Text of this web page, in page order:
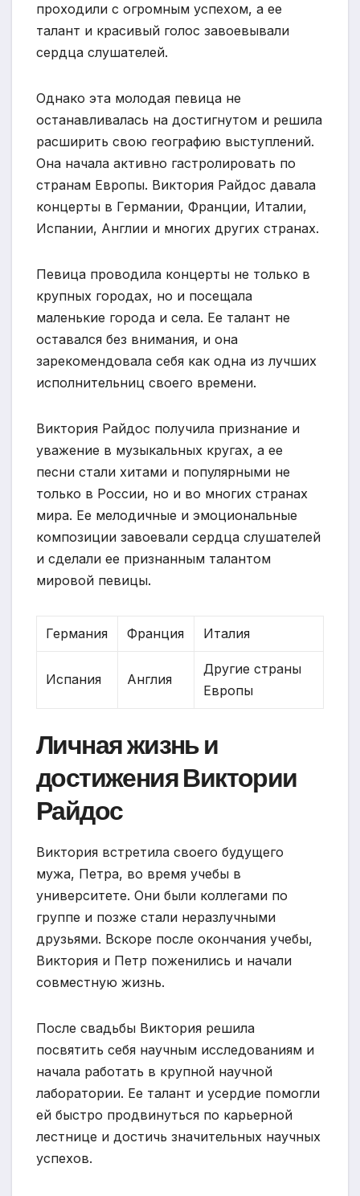
проходили с огромным успехом, а ее
талант и красивый голос завоевывали
сердца слушателей.
Однако эта молодая певица не
останавливалась на достигнутом и решила
расширить свою географию выступлений.
Она начала активно гастролировать по
странам Европы. Виктория Райдос давала
концерты в Германии, Франции, Италии,
Испании, Англии и многих других странах.
Певица проводила концерты не только в
крупных городах, но и посещала
маленькие города и села. Ее талант не
оставался без внимания, и она
зарекомендовала себя как одна из лучших
исполнительниц своего времени.
Виктория Райдос получила признание и
уважение в музыкальных кругах, а ее
песни стали хитами и популярными не
только в России, но и во многих странах
мира. Ее мелодичные и эмоциональные
композиции завоевали сердца слушателей
и сделали ее признанным талантом
мировой певицы.
Германия Франция Италия
Испания Англия
Другие страны
Европы
Личная жизнь и
достижения Виктории
Райдос
Виктория встретила своего будущего
мужа, Петра, во время учебы в
университете. Они были коллегами по
группе и позже стали неразлучными
друзьями. Вскоре после окончания учебы,
Виктория и Петр поженились и начали
совместную жизнь.
После свадьбы Виктория решила
посвятить себя научным исследованиям и
начала работать в крупной научной
лаборатории. Ее талант и усердие помогли
ей быстро продвинуться по карьерной
лестнице и достичь значительных научных
успехов.